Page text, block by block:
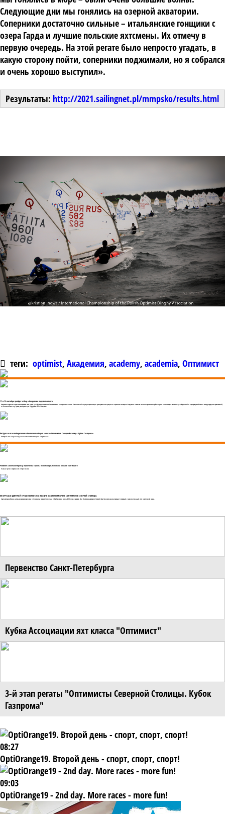
Следующие дни мы гонялись на озерной акватории.
Соперники достаточно сильные – итальянские гонщики с
озера Гарда и лучшие польские яхтсмены. Их отмечу в
первую очередь. На этой регате было непросто угадать, в
какую сторону пойти, соперники поджимали, но я собрался
и очень хорошо выступил».
Результаты: http://2021.sailingnet.pl/mmpsko/results.html
теги: optimist, Академия, academy, academia, Оптимист
11 и 12 сентября пройдет отбор в Академию парусного спорта
Академия парусного спорта вновь открывает свои двери для будущих покорителей морских волн и пьедесталов почета. Комплексный подход в организации тренировочного процесса и спортивное оснащение Академии позволяет юным спортсменам пройти путь от начинающих яхтсменов до победителей и призеров российских и международных соревнований,
и Олимпийских игр. Проект реализуется при поддержке ПАО «Газпром».
Ян Куртыш стал победителем абсолютного общего зачета «Оптимистов Северной столицы. Кубок Газпрома»
Четвертый этап получился одним из самых захватывающих и напряженных.
Россияне завоевали бронзу первенства Европы по командным гонкам в классе «Оптимист»
Главный успех в современной истории класса!
ЯН КУРТЫШ И ДМИТРИЙ ЕРЕМИН БОРЮТСЯ ЗА ПОБЕДУ В АБСОЛЮТНОМ ЗАЧЕТЕ «ОПТИМИСТОВ СЕВЕРНОЙ СТОЛИЦЫ»
Крупнейшая в России детско-юношеская серия регат «Оптимисты Северной столицы. Кубок Газпрома» сезона-2021 близка к развязке. 26 и 27 августа в акватории Невской губы Финского залива проходит четвертый и заключительный этап престижной серии.
Первенство Санкт-Петербурга
Кубка Ассоциации яхт класса "Оптимист"
3-й этап регаты "Оптимисты Северной Столицы. Кубок
Газпрома"
08:27
OptiOrange19. Второй день - спорт, спорт, спорт!
09:03
OptiOrange19 - 2nd day. More races - more fun!